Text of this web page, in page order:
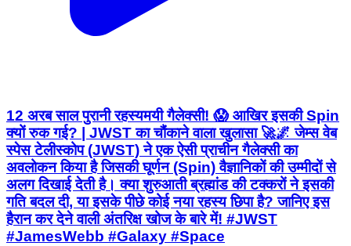
12 अरब साल पुरानी रहस्यमयी गैलेक्सी! 😱 आखिर इसकी Spin
क्यों रुक गई? | JWST का चौंकाने वाला खुलासा 🚀🌌 जेम्स वेब
स्पेस टेलीस्कोप (JWST) ने एक ऐसी प्राचीन गैलेक्सी का
अवलोकन किया है जिसकी घूर्णन (Spin) वैज्ञानिकों की उम्मीदों से
अलग दिखाई देती है। क्या शुरुआती ब्रह्मांड की टक्करों ने इसकी
गति बदल दी, या इसके पीछे कोई नया रहस्य छिपा है? जानिए इस
हैरान कर देने वाली अंतरिक्ष खोज के बारे में! #JWST
#JamesWebb #Galaxy #Space